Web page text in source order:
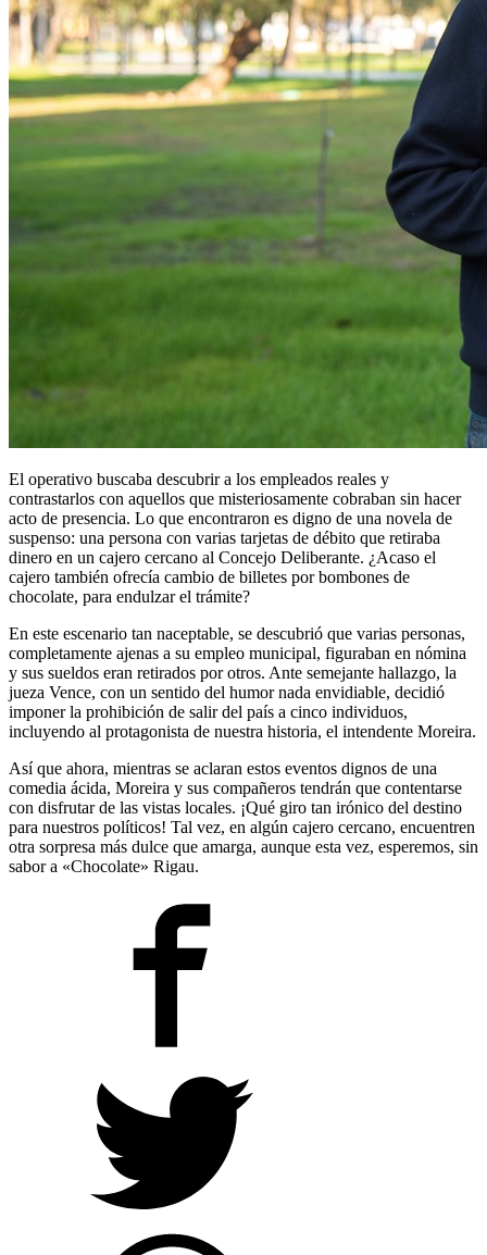
El operativo buscaba descubrir a los empleados reales y
contrastarlos con aquellos que misteriosamente cobraban sin hacer
acto de presencia. Lo que encontraron es digno de una novela de
suspenso: una persona con varias tarjetas de débito que retiraba
dinero en un cajero cercano al Concejo Deliberante. ¿Acaso el
cajero también ofrecía cambio de billetes por bombones de
chocolate, para endulzar el trámite?
En este escenario tan naceptable, se descubrió que varias personas,
completamente ajenas a su empleo municipal, figuraban en nómina
y sus sueldos eran retirados por otros. Ante semejante hallazgo, la
jueza Vence, con un sentido del humor nada envidiable, decidió
imponer la prohibición de salir del país a cinco individuos,
incluyendo al protagonista de nuestra historia, el intendente Moreira.
Así que ahora, mientras se aclaran estos eventos dignos de una
comedia ácida, Moreira y sus compañeros tendrán que contentarse
con disfrutar de las vistas locales. ¡Qué giro tan irónico del destino
para nuestros políticos! Tal vez, en algún cajero cercano, encuentren
otra sorpresa más dulce que amarga, aunque esta vez, esperemos, sin
sabor a «Chocolate» Rigau.